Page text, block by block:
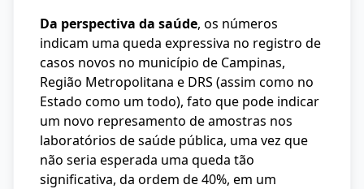
Da perspectiva da saúde, os números
indicam uma queda expressiva no registro de
casos novos no município de Campinas,
Região Metropolitana e DRS (assim como no
Estado como um todo), fato que pode indicar
um novo represamento de amostras nos
laboratórios de saúde pública, uma vez que
não seria esperada uma queda tão
significativa, da ordem de 40%, em um